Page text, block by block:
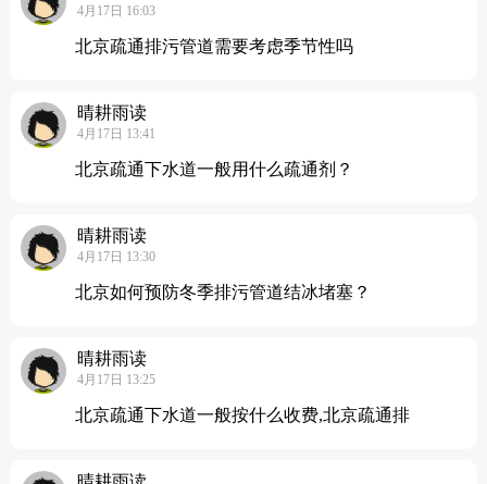
4月17日 16:03
北京疏通排污管道需要考虑季节性吗
晴耕雨读
4月17日 13:41
北京疏通下水道一般用什么疏通剂？
晴耕雨读
4月17日 13:30
北京如何预防冬季排污管道结冰堵塞？
晴耕雨读
4月17日 13:25
北京疏通下水道一般按什么收费,北京疏通排